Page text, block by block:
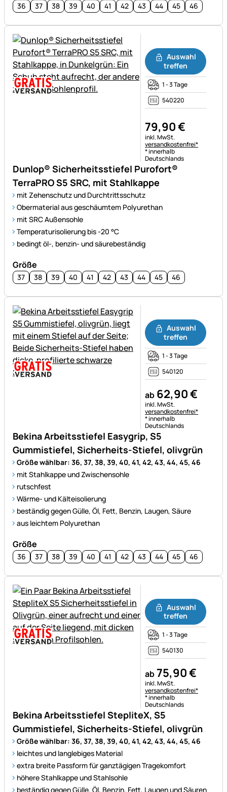
36 37 38 39 40 41 42 43 44 45 46
Dunlop® Sicherheitsstiefel Purofort®
TerraPRO S5 SRC, mit Stahlkappe
mit Zehenschutz und Durchtrittsschutz
Obermaterial aus geschäumtem Polyurethan
mit SRC Außensohle
Temperaturisolierung bis -20 °C
bedingt öl-, benzin- und säurebeständig
Größe
37 38 39 40 41 42 43 44 45 46
Auswahl
treffen
1 - 3 Tage
540220
79,90€
Steuerhinweis:
inkl. MwSt.
versandkostenfrei*
* innerhalb
Deutschlands
Bekina Arbeitsstiefel Easygrip, S5
Gummistiefel, Sicherheits-Stiefel, olivgrün
Größe wählbar: 36, 37, 38, 39, 40, 41, 42, 43, 44, 45, 46
mit Stahlkappe und Zwischensohle
rutschfest
Wärme- und Kälteisolierung
beständig gegen Gülle, Öl, Fett, Benzin, Laugen, Säure
aus leichtem Polyurethan
Größe
36 37 38 39 40 41 42 43 44 45 46
Auswahl
treffen
1 - 3 Tage
540120
ab 62,90€
Steuerhinweis:
inkl. MwSt.
versandkostenfrei*
* innerhalb
Deutschlands
Bekina Arbeitsstiefel StepliteX, S5
Gummistiefel, Sicherheits-Stiefel, olivgrün
Größe wählbar: 36, 37, 38, 39, 40, 41, 42, 43, 44, 45, 46
leichtes und langlebiges Material
extra breite Passform für ganztägigen Tragekomfort
höhere Stahlkappe und Stahlsohle
beständig gegen Gülle, Öl, Benzin, Fett, Laugen und Säuren
Auswahl
treffen
1 - 3 Tage
540130
ab75,90€
Steuerhinweis:
inkl. MwSt.
versandkostenfrei*
* innerhalb
Deutschlands